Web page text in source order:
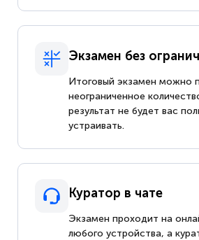
Экзамен без
Итоговый экзамен можно
неограниченное
результат не будет вас
устраивать.
Куратор в чате
Экзамен проходит на
любого устройства, а